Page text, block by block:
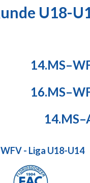
U18-
WFV - Liga U18-U14